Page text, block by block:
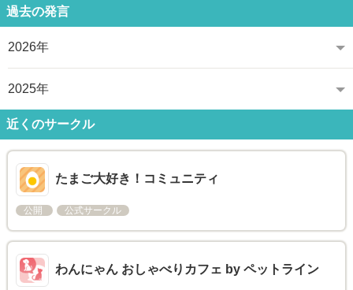
過去の発言
2026年
2025年
近くのサークル
たまご大好き！コミュニティ
公開 公式サークル
わんにゃん おしゃべりカフェ by ペットライン